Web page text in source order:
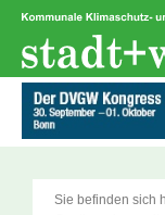
Zum
springen
Sie befinden sich